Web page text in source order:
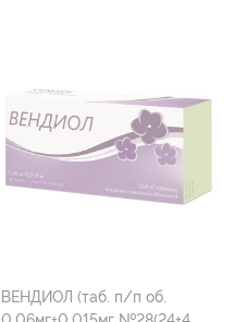
ВЕНДИОЛ (таб. п/п об.